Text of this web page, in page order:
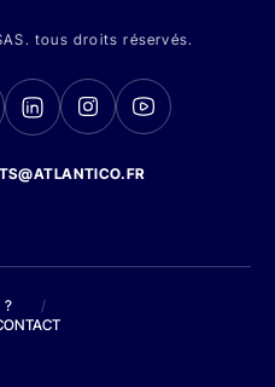
tous droits réservés.
?
/